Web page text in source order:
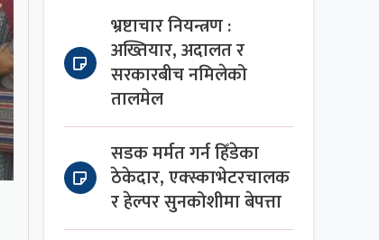
भ्रष्टाचार नियन्त्रण :
अख्तियार, अदालत र
सरकारबीच नमिलेको
तालमेल
सडक मर्मत गर्न हिँडेका
ठेकेदार, एक्स्काभेटरचालक
र हेल्पर सुनकोशीमा बेपत्ता